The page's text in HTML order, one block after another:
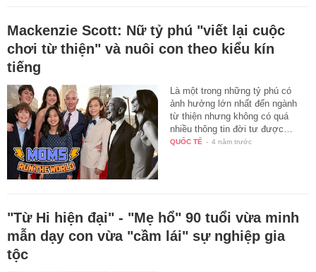
Mackenzie Scott: Nữ tỷ phú "viết lại cuộc
chơi từ thiện" và nuôi con theo kiểu kín
tiếng
Là một trong những tỷ phú có
ảnh hưởng lớn nhất đến ngành
từ thiện nhưng không có quá
nhiều thông tin đời tư được…
QUỐC TẾ - 4 năm trước
"Từ Hi hiện đại" - "Mẹ hổ" 90 tuổi vừa minh
mẫn dạy con vừa "cầm lái" sự nghiệp gia
tộc